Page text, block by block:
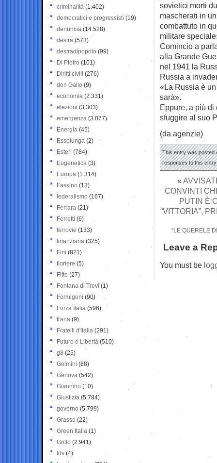
sovietici morti
mascherati in
combattuto in
militare
Comincio a
alla Grande
nel 1941 la
Russia a
«La Russia è
sarà».
Eppure, a più di
sfuggire al suo
(da agenzie)
This entry was posted
responses to this
«
CONVINTI
PUTIN È
“VITTORIA”,
“LE QUERELE
Leave a
You must be
criminalità (1.402)
democratici e progressisti (19)
denuncia (14.528)
destra (573)
destradipopolo (99)
Di Pietro (101)
Diritti civili (276)
don Gallo (9)
economia (2.331)
elezioni (3.303)
emergenza (3.077)
Energia (45)
Esselunga (2)
Esteri (784)
Eugenetica (3)
Europa (1.314)
Fassino (13)
federalismo (167)
Ferrara (21)
Ferretti (6)
ferrovie (133)
finanziaria (325)
Fini (821)
fioriere (5)
Fitto (27)
Fontana di Trevi (1)
Formigoni (90)
Forza Italia (596)
frana (9)
Fratelli d'Italia (291)
Futuro e Libertà (510)
g8 (25)
Gelmini (68)
Genova (542)
Giannino (10)
Giustizia (5.784)
governo (5.799)
Grasso (22)
Green Italia (1)
Grillo (2.941)
Idv (4)